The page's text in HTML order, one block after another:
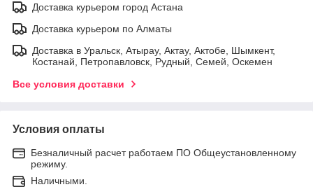
Доставка курьером город Астана
Доставка курьером по Алматы
Доставка в Уральск, Атырау, Актау, Актобе, Шымкент,
Костанай, Петропавловск, Рудный, Семей, Оскемен
Все условия доставки
Условия оплаты
Безналичный расчет работаем ПО Общеустановленному
режиму.
Наличными.